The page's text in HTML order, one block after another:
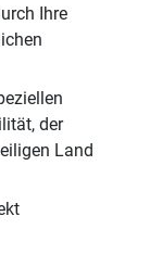
Ihre
der
Land